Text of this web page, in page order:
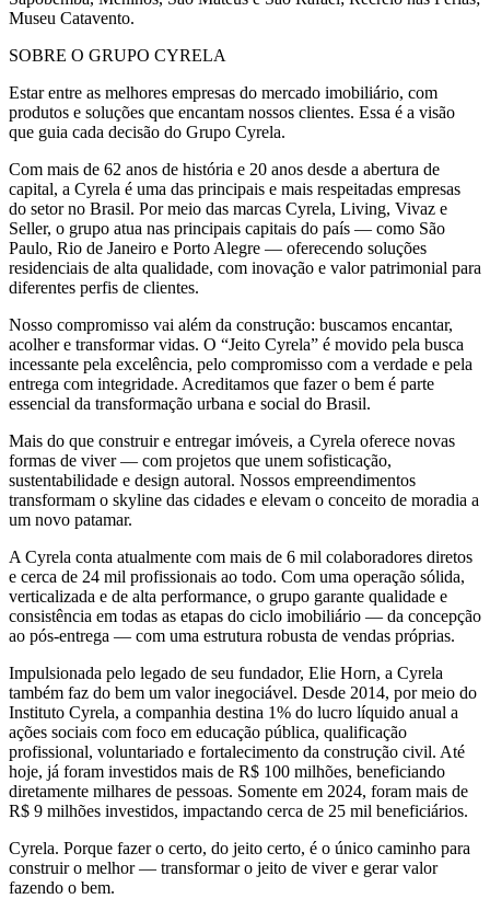
Museu Catavento.
SOBRE O GRUPO CYRELA
Estar entre as melhores empresas do mercado imobiliário, com
produtos e soluções que encantam nossos clientes. Essa é a visão
que guia cada decisão do Grupo Cyrela.
Com mais de 62 anos de história e 20 anos desde a abertura de
capital, a Cyrela é uma das principais e mais respeitadas empresas
do setor no Brasil. Por meio das marcas Cyrela, Living, Vivaz e
Seller, o grupo atua nas principais capitais do país — como São
Paulo, Rio de Janeiro e Porto Alegre — oferecendo soluções
residenciais de alta qualidade, com inovação e valor patrimonial para
diferentes perfis de clientes.
Nosso compromisso vai além da construção: buscamos encantar,
acolher e transformar vidas. O “Jeito Cyrela” é movido pela busca
incessante pela excelência, pelo compromisso com a verdade e pela
entrega com integridade. Acreditamos que fazer o bem é parte
essencial da transformação urbana e social do Brasil.
Mais do que construir e entregar imóveis, a Cyrela oferece novas
formas de viver — com projetos que unem sofisticação,
sustentabilidade e design autoral. Nossos empreendimentos
transformam o skyline das cidades e elevam o conceito de moradia a
um novo patamar.
A Cyrela conta atualmente com mais de 6 mil colaboradores diretos
e cerca de 24 mil profissionais ao todo. Com uma operação sólida,
verticalizada e de alta performance, o grupo garante qualidade e
consistência em todas as etapas do ciclo imobiliário — da concepção
ao pós-entrega — com uma estrutura robusta de vendas próprias.
Impulsionada pelo legado de seu fundador, Elie Horn, a Cyrela
também faz do bem um valor inegociável. Desde 2014, por meio do
Instituto Cyrela, a companhia destina 1% do lucro líquido anual a
ações sociais com foco em educação pública, qualificação
profissional, voluntariado e fortalecimento da construção civil. Até
hoje, já foram investidos mais de R$ 100 milhões, beneficiando
diretamente milhares de pessoas. Somente em 2024, foram mais de
R$ 9 milhões investidos, impactando cerca de 25 mil beneficiários.
Cyrela. Porque fazer o certo, do jeito certo, é o único caminho para
construir o melhor — transformar o jeito de viver e gerar valor
fazendo o bem.